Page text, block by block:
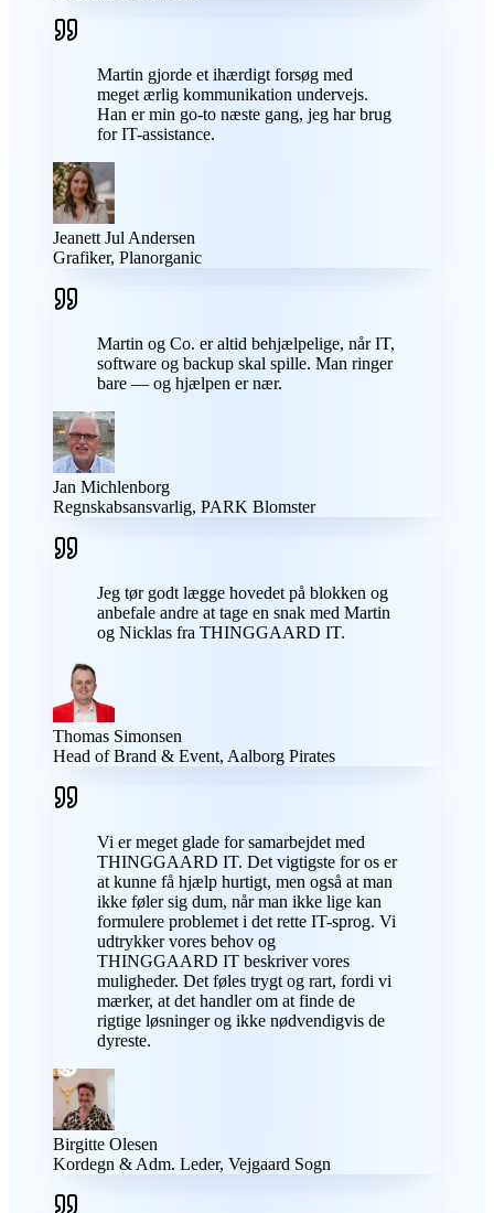
Martin gjorde et ihærdigt forsøg med
meget ærlig kommunikation undervejs.
Han er min go-to næste gang, jeg har brug
for IT-assistance.
Jeanett Jul Andersen
Grafiker, Planorganic
Martin og Co. er altid behjælpelige, når IT,
software og backup skal spille. Man ringer
bare — og hjælpen er nær.
Jan Michlenborg
Regnskabsansvarlig, PARK Blomster
Jeg tør godt lægge hovedet på blokken og
anbefale andre at tage en snak med Martin
og Nicklas fra THINGGAARD IT.
Thomas Simonsen
Head of Brand & Event, Aalborg Pirates
Vi er meget glade for samarbejdet med
THINGGAARD IT. Det vigtigste for os er
at kunne få hjælp hurtigt, men også at man
ikke føler sig dum, når man ikke lige kan
formulere problemet i det rette IT-sprog. Vi
udtrykker vores behov og
THINGGAARD IT beskriver vores
muligheder. Det føles trygt og rart, fordi vi
mærker, at det handler om at finde de
rigtige løsninger og ikke nødvendigvis de
dyreste.
Birgitte Olesen
Kordegn & Adm. Leder, Vejgaard Sogn